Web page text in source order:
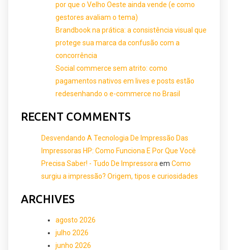
por que o Velho Oeste ainda vende (e como
gestores avaliam o tema)
Brandbook na prática: a consistência visual que
protege sua marca da confusão com a
concorrência
Social commerce sem atrito: como
pagamentos nativos em lives e posts estão
redesenhando o e-commerce no Brasil
RECENT COMMENTS
Desvendando A Tecnologia De Impressão Das
Impressoras HP: Como Funciona E Por Que Você
Precisa Saber! - Tudo De Impressora em Como
surgiu a impressão? Origem, tipos e curiosidades
ARCHIVES
agosto 2026
julho 2026
junho 2026